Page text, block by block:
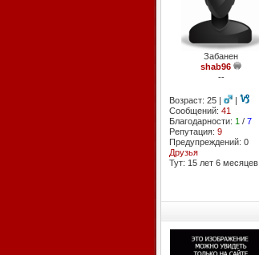
Забанен
shab96
--
Возраст: 25 |
|
Сообщений: 41
Благодарности: 1 / 7
Репутация: 9
Предупреждений: 0
Друзья
Тут: 15 лет 6 месяцев